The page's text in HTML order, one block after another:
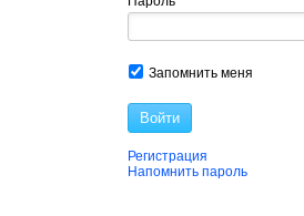
Запомнить меня
Войти
Регистрация
Напомнить пароль